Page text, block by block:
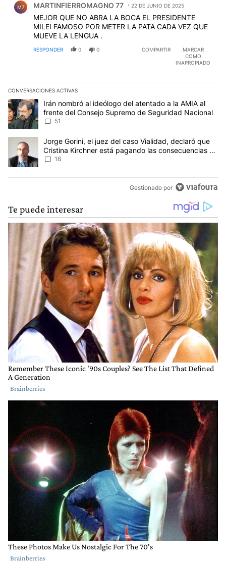
M7 MARTINFIERROMAGNO 77 22 DE JUNIO DE 2025
MEJOR QUE NO ABRA LA BOCA EL PRESIDENTE
MILEI FAMOSO POR METER LA PATA CADA VEZ QUE
MUEVE LA LENGUA .
RESPONDER 0 0 COMPARTIR
MARCAR
COMO
INAPROPIADO
CONVERSACIONES ACTIVAS
Este listado muestra los artículos con más comentarios en los
Un artículo de tendencia con el título "Irán nombró al ideólogo
Irán nombró al ideólogo del atentado a la AMIA al
frente del Consejo Supremo de Seguridad Nacional
51
Un artículo de tendencia con el título "Jorge Gorini, el juez del
Jorge Gorini, el juez del caso Vialidad, declaró que
Cristina Kirchner está pagando las consecuencias de
cometer "un delito comprobado"
16
Gestionado por